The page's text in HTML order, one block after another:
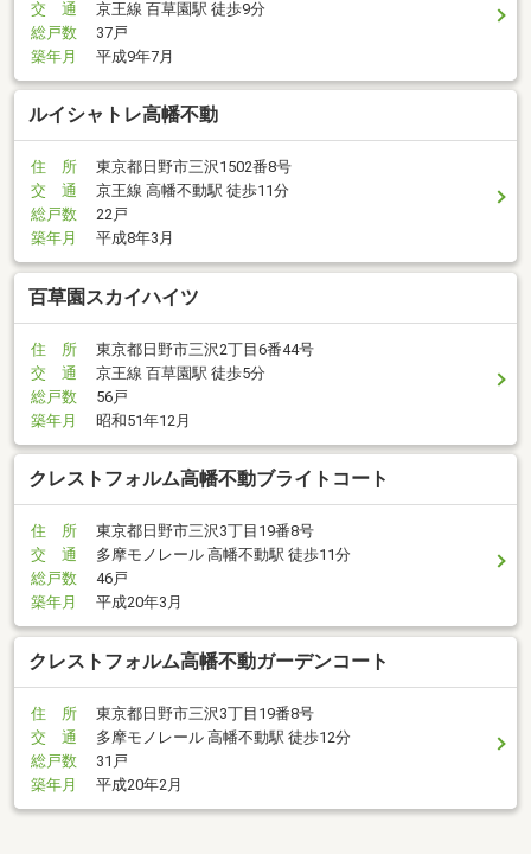
交 通
京王線 百草園駅 徒歩9分
総戸数
37戸
築年月
平成9年7月
ルイシャトレ高幡不動
住 所
東京都日野市三沢1502番8号
交 通
京王線 高幡不動駅 徒歩11分
総戸数
22戸
築年月
平成8年3月
百草園スカイハイツ
住 所
東京都日野市三沢2丁目6番44号
交 通
京王線 百草園駅 徒歩5分
総戸数
56戸
築年月
昭和51年12月
クレストフォルム高幡不動ブライトコート
住 所
東京都日野市三沢3丁目19番8号
交 通
多摩モノレール 高幡不動駅 徒歩11分
総戸数
46戸
築年月
平成20年3月
クレストフォルム高幡不動ガーデンコート
住 所
東京都日野市三沢3丁目19番8号
交 通
多摩モノレール 高幡不動駅 徒歩12分
総戸数
31戸
築年月
平成20年2月